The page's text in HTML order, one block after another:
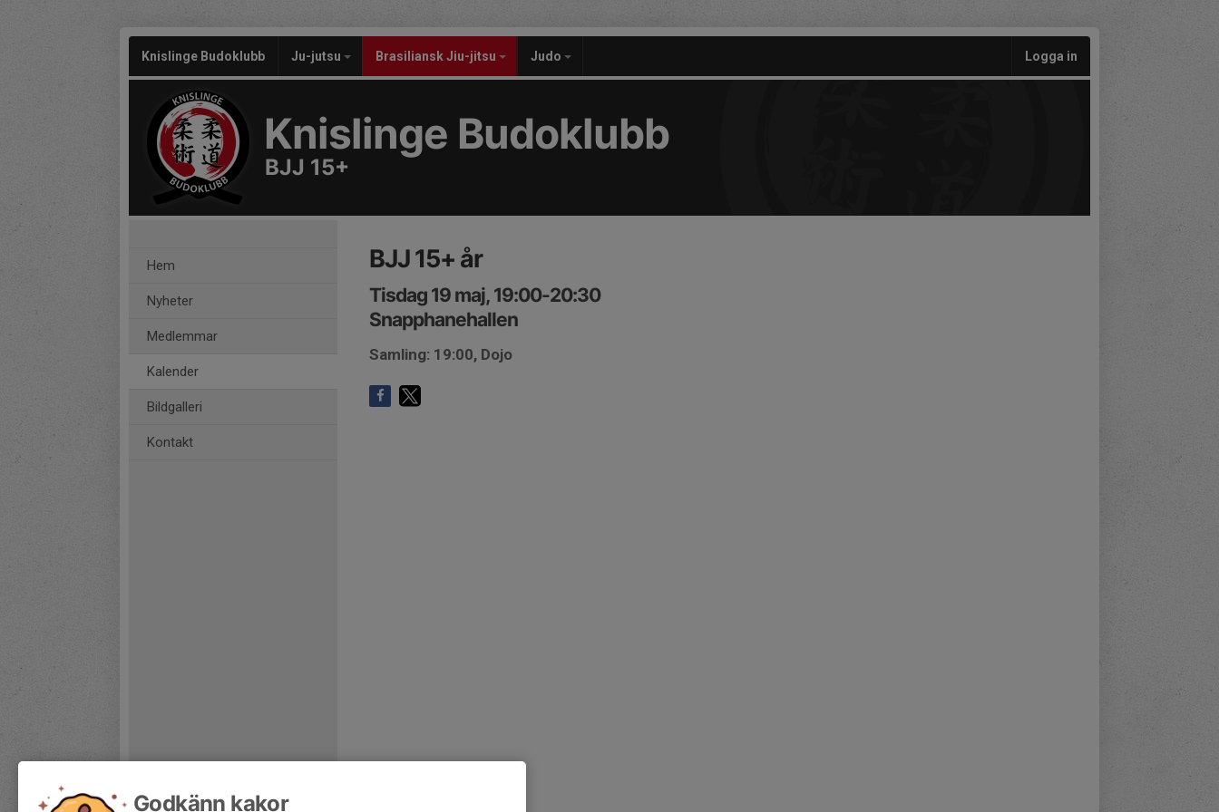
Knislinge Budoklubb Ju-jutsu Brasiliansk Jiu-jitsu Judo Logga in
Knislinge Budoklubb
BJJ 15+
Hem
Nyheter
Medlemmar
Kalender
Bildgalleri
Kontakt
BJJ 15+ år
Tisdag 19 maj, 19:00-20:30
Snapphanehallen
Samling: 19:00, Dojo
Godkänn kakor